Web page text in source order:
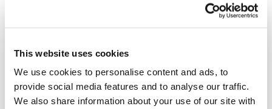
This website uses cookies
We use cookies to personalise content and ads, to
provide social media features and to analyse our traffic.
We also share information about your use of our site with
Paso